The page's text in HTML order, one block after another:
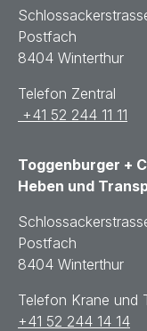
Postfach
8404 Winterthur
Telefon Zentral
+41 52 244 11 11
Toggenburger +
Heben und
Postfach
8404 Winterthur
Telefon Krane und
+41 52 244 14 14